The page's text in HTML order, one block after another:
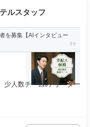
ルスタッフ
を募集【AIインタビュー
少人数チームの リーダー